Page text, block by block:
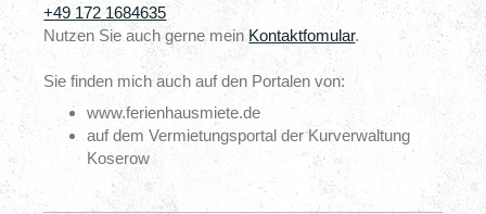
+49 172 1684635
Nutzen Sie auch gerne meinKontaktfomular.
Sie finden mich auch auf den Portalen von:
www.ferienhausmiete.de
auf dem Vermietungsportal der Kurverwaltung
Koserow